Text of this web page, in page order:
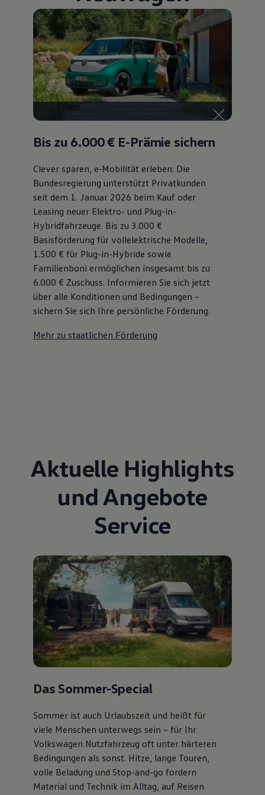
Bulli Magazin
Fahrzeugabholung ab Werk
Uptime
Bis zu 6.000 € E-Prämie sichern
Clever sparen, e‑Mobilität erleben: Die
Bundesregierung unterstützt Privatkunden
seit dem 1. Januar 2026 beim Kauf oder
Leasing neuer Elektro- und Plug-in-
Hybridfahrzeuge. Bis zu 3.000 €
Basisförderung für vollelektrische Modelle,
1.500 € für Plug-in-Hybride sowie
Familienboni ermöglichen insgesamt bis zu
6.000 € Zuschuss⁠. Informieren Sie sich jetzt
über alle Konditionen und Bedingungen –
sichern Sie sich Ihre persönliche Förderung.
Mehr zu staatlichen Förderung
Aktuelle Highlights
und Angebote
Service
Das Sommer-Special
Sommer ist auch Urlaubszeit und heißt für
viele Menschen unterwegs sein – für Ihr
Volkswagen Nutzfahrzeug oft unter härteren
Bedingungen als sonst. Hitze, lange Touren,
volle Beladung und Stop-and-go fordern
Material und Technik im Alltag, auf Reisen